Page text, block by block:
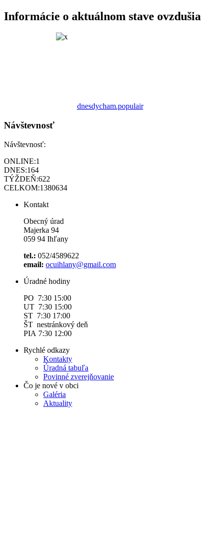
Informácie o aktuálnom stave ovzdušia
dnesdycham.populair
Návštevnosť
Návštevnosť:
ONLINE:1
DNES:164
TÝŽDEŇ:622
CELKOM:1380634
Kontakt
Obecný úrad
Majerka 94
059 94 Ihľany
tel.: 052/4589622
email: ocuihlany@gmail.com
Úradné hodiny
PO 7:30 15:00
UT 7:30 15:00
ST 7:30 17:00
ŠT nestránkový deň
PIA 7:30 12:00
Rychlé odkazy
Kontakty
Úradná tabuľa
Povinné zverejňovanie
Čo je nové v obci
Galéria
Aktuality